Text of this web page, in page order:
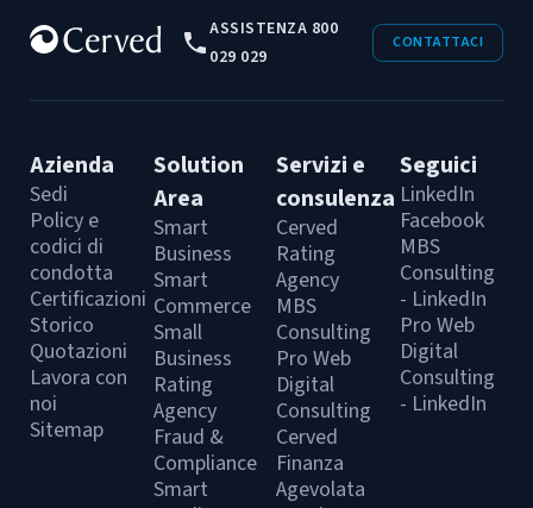
ASSISTENZA 800
029 029
CONTATTACI
Azienda
Sedi
Policy e
codici di
condotta
Certificazioni
Storico
Quotazioni
Lavora con
noi
Sitemap
Solution
Area
Smart
Business
Smart
Commerce
Small
Business
Rating
Agency
Fraud &
Compliance
Smart
Servizi e
consulenza
Cerved
Rating
Agency
MBS
Consulting
Pro Web
Digital
Consulting
Cerved
Finanza
Agevolata
Seguici
LinkedIn
Facebook
MBS
Consulting
- LinkedIn
Pro Web
Digital
Consulting
- LinkedIn